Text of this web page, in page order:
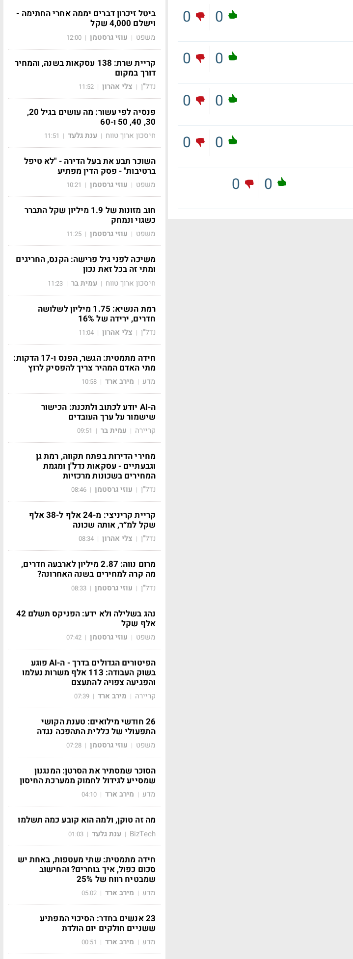
0
0
0
0
0
0
0
0
0
0
ביטל זיכרון דברים יממה אחרי החתימה -
וישלם 4,000 שקל
משפט | עוזי גרסטמן |
12:00
קריית שרת: 138 עסקאות בשנה, והמחיר
דורך במקום
נדל"ן | צלי אהרון |
11:52
פנסיה לפי עשור: מה עושים בגיל 20,
30, 40, 50 ו-60
חיסכון ארוך טווח | ענת גלעד |
11:51
השוכר תבע את בעל הדירה - "לא טיפל
ברטיבות" - פסק הדין מפתיע
משפט | עוזי גרסטמן |
10:21
חוב מזונות של 1.9 מיליון שקל התברר
כשגוי ונמחק
משפט | עוזי גרסטמן |
11:25
משיכה לפני גיל פרישה: הקנס, החריגים
ומתי זה בכל זאת נכון
חיסכון ארוך טווח | עמית בר |
11:23
רמת הנשיא: 1.75 מיליון לשלושה
חדרים, ירידה של 16%
נדל"ן | צלי אהרון |
11:04
חידה מתמטית: הגשר, הפנס ו-17 הדקות:
מתי האדם המהיר צריך להפסיק לרוץ
מדע | מירב ארד |
10:58
ה-AI יודע לכתוב ולתכנת: הכישור
שישמור על ערך העובדים
קריירה | עמית בר |
09:51
מחירי הדירות בפתח תקווה, רמת גן
וגבעתיים - עסקאות נדל"ן ומגמת
המחירים בשכונות מרכזיות
נדל"ן | עוזי גרסטמן |
08:46
קריית קריניצי: מ-24 אלף ל-38 אלף
שקל למ״ר, אותה שכונה
נדל"ן | צלי אהרון |
08:34
מרום נווה: 2.87 מיליון לארבעה חדרים,
מה קרה למחירים בשנה האחרונה?
נדל"ן | עוזי גרסטמן |
08:33
נהג בשלילה ולא ידע: הפניקס תשלם 42
אלף שקל
משפט | עוזי גרסטמן |
07:42
הפיטורים הגדולים בדרך - ה-AI פוגע
בשוק העבודה: 113 אלף משרות נעלמו
והפגיעה צפויה להתעצם
קריירה | מירב ארד |
07:39
26 חודשי מילואים: טענת הקושי
התפעולי של כללית התהפכה נגדה
משפט | עוזי גרסטמן |
07:28
הסוכר שמסתיר את הסרטן: המנגנון
שמסייע לגידול לחמוק ממערכת החיסון
מדע | מירב ארד |
04:10
מה זה טוקן, ולמה הוא קובע כמה תשלמו
BizTech
| ענת גלעד |
01:03
חידה מתמטית: שתי מעטפות, באחת יש
סכום כפול, איך בוחרים? והחישוב
שמבטיח רווח של 25%
מדע | מירב ארד |
05:02
23 אנשים בחדר: הסיכוי המפתיע
ששניים חולקים יום הולדת
מדע | מירב ארד |
00:51